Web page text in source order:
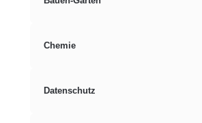
Chemie
Datenschutz